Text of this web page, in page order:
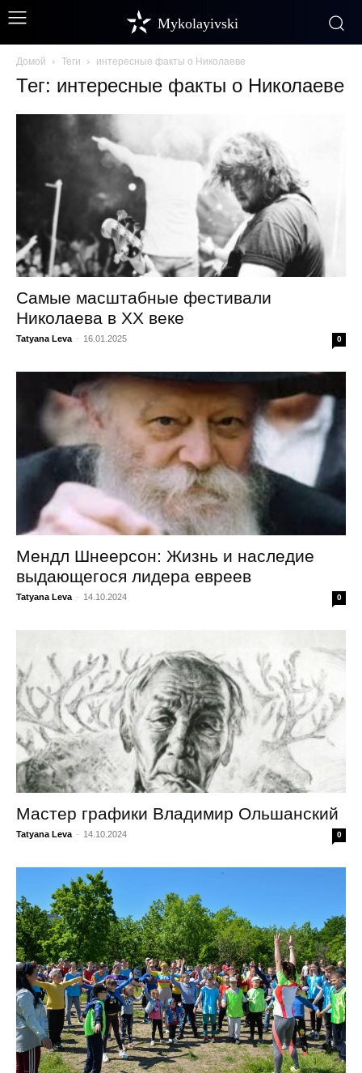
Mykolayivski
Домой Теги интересные факты о Николаеве
Тег: интересные факты о Николаеве
Самые масштабные фестивали
Николаева в XX веке
Tatyana Leva - 16.01.2025 0
Мендл Шнеерсон: Жизнь и наследие
выдающегося лидера евреев
Tatyana Leva - 14.10.2024 0
Мастер графики Владимир Ольшанский
Tatyana Leva - 14.10.2024 0